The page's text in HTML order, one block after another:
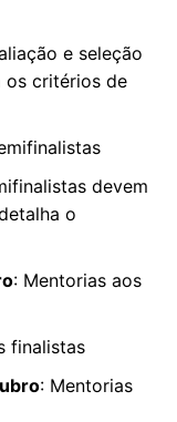
e seleção
os critérios de
devem
o
: Mentorias aos
finalistas
: Mentorias